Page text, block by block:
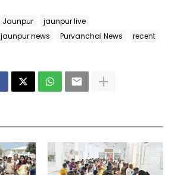
Jaunpur
jaunpur live
jaunpur news Purvanchal News
recent